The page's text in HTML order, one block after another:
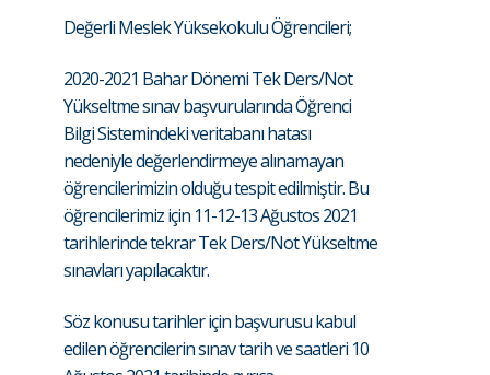
Değerli Meslek Yüksekokulu Öğrencileri;
2020-2021 Bahar Dönemi Tek Ders/Not
Yükseltme sınav başvurularında Öğrenci
Bilgi Sistemindeki veritabanı hatası
nedeniyle değerlendirmeye alınamayan
öğrencilerimizin olduğu tespit edilmiştir. Bu
öğrencilerimiz için 11-12-13 Ağustos 2021
tarihlerinde tekrar Tek Ders/Not Yükseltme
sınavları yapılacaktır.
Söz konusu tarihler için başvurusu kabul
edilen öğrencilerin sınav tarih ve saatleri 10